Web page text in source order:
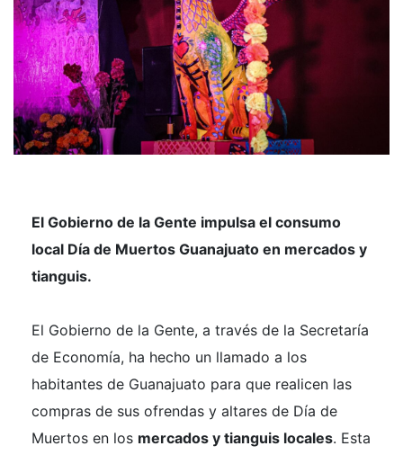
El Gobierno de la Gente impulsa el consumo
local Día de Muertos Guanajuato en mercados y
tianguis.
El Gobierno de la Gente, a través de la Secretaría
de Economía, ha hecho un llamado a los
habitantes de Guanajuato para que realicen las
compras de sus ofrendas y altares de Día de
Muertos en los mercados y tianguis locales. Esta